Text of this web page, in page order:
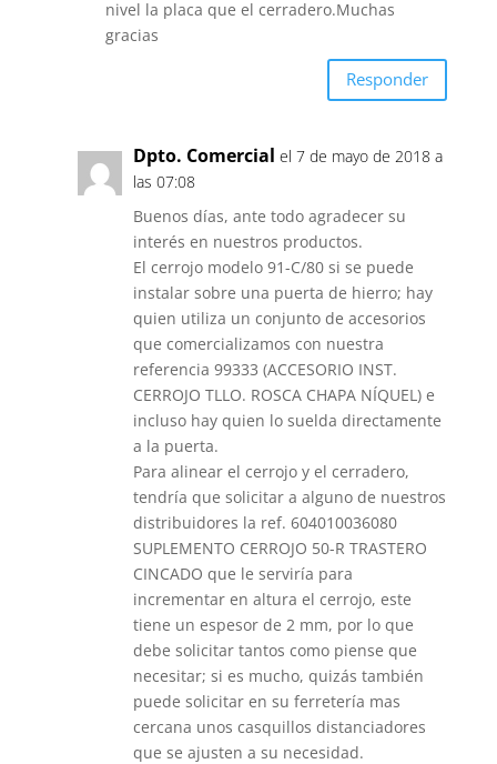
nivel la placa que el cerradero.Muchas
gracias
Responder
Dpto. Comercial el 7 de mayo de 2018 a
las 07:08
Buenos días, ante todo agradecer su
interés en nuestros productos.
El cerrojo modelo 91-C/80 si se puede
instalar sobre una puerta de hierro; hay
quien utiliza un conjunto de accesorios
que comercializamos con nuestra
referencia 99333 (ACCESORIO INST.
CERROJO TLLO. ROSCA CHAPA NÍQUEL) e
incluso hay quien lo suelda directamente
a la puerta.
Para alinear el cerrojo y el cerradero,
tendría que solicitar a alguno de nuestros
distribuidores la ref. 604010036080
SUPLEMENTO CERROJO 50-R TRASTERO
CINCADO que le serviría para
incrementar en altura el cerrojo, este
tiene un espesor de 2 mm, por lo que
debe solicitar tantos como piense que
necesitar; si es mucho, quizás también
puede solicitar en su ferretería mas
cercana unos casquillos distanciadores
que se ajusten a su necesidad.